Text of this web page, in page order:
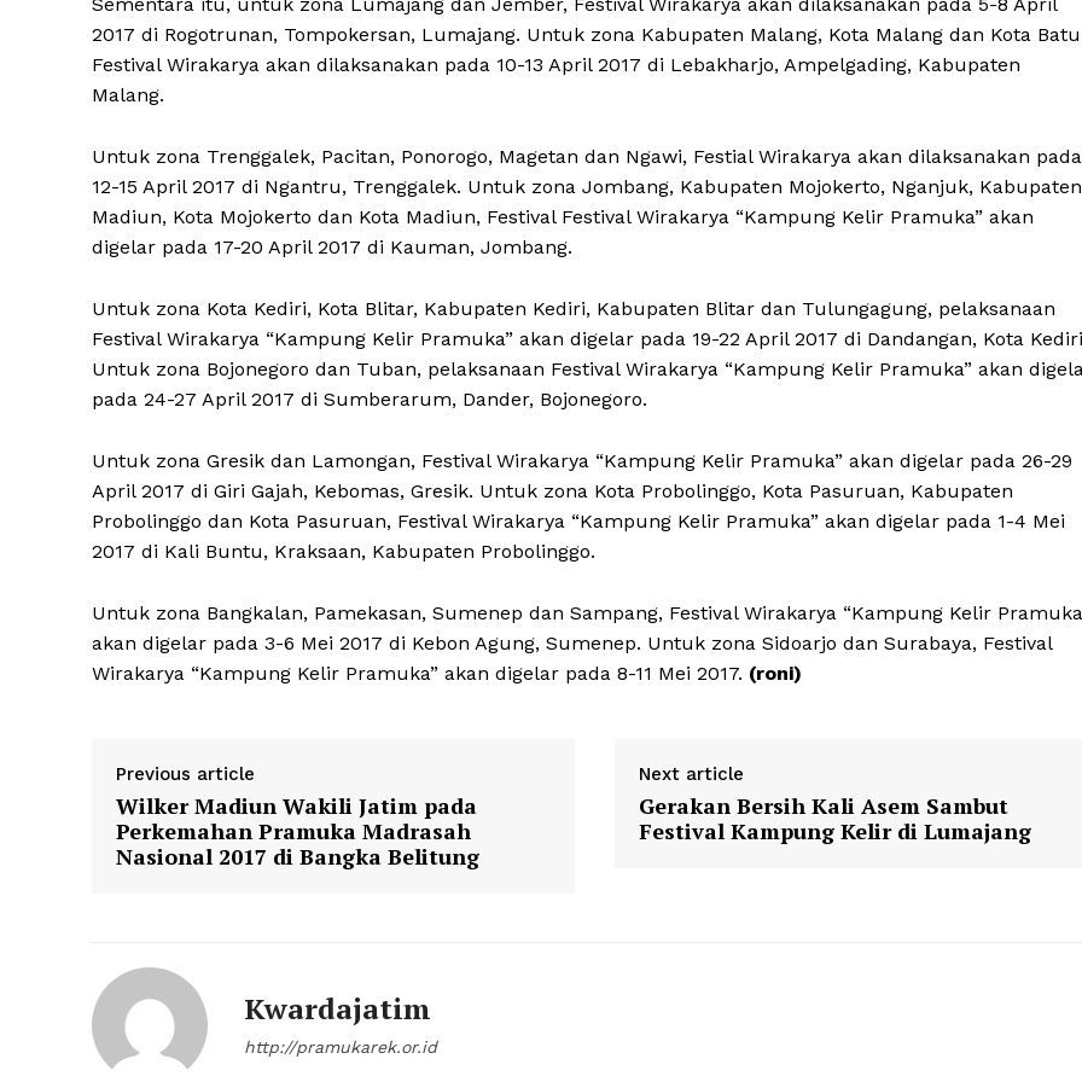
2017 di Rogotrunan, Tompokersan, Lumajang. Untuk zona Kabupaten Malang, Kota Malang dan Kota
Festival Wirakarya akan dilaksanakan pada 10-13 April 2017 di Lebakharjo, Ampelgading, Kabupaten
Malang.
Untuk zona Trenggalek, Pacitan, Ponorogo, Magetan dan Ngawi, Festial Wirakarya akan dilaksanakan pada
12-15 April 2017 di Ngantru, Trenggalek. Untuk zona Jombang, Kabupaten Mojokerto, Nganjuk, Kabupaten
Madiun, Kota Mojokerto dan Kota Madiun, Festival Festival Wirakarya “Kampung Kelir Pramuka” akan
digelar pada 17-20 April 2017 di Kauman, Jombang.
Untuk zona Kota Kediri, Kota Blitar, Kabupaten Kediri, Kabupaten Blitar dan Tulungagung, pelaksanaan
Festival Wirakarya “Kampung Kelir Pramuka” akan digelar pada 19-22 April 2017 di Dandangan, Kota
Untuk zona Bojonegoro dan Tuban, pelaksanaan Festival Wirakarya “Kampung Kelir Pramuka” akan
pada 24-27 April 2017 di Sumberarum, Dander, Bojonegoro.
Untuk zona Gresik dan Lamongan, Festival Wirakarya “Kampung Kelir Pramuka” akan digelar pada 26-29
April 2017 di Giri Gajah, Kebomas, Gresik. Untuk zona Kota Probolinggo, Kota Pasuruan, Kabupaten
Probolinggo dan Kota Pasuruan, Festival Wirakarya “Kampung Kelir Pramuka” akan digelar pada 1-4 Mei
2017 di Kali Buntu, Kraksaan, Kabupaten Probolinggo.
Untuk zona Bangkalan, Pamekasan, Sumenep dan Sampang, Festival Wirakarya “Kampung Kelir
akan digelar pada 3-6 Mei 2017 di Kebon Agung, Sumenep. Untuk zona Sidoarjo dan Surabaya, Festival
Wirakarya “Kampung Kelir Pramuka” akan digelar pada 8-11 Mei 2017. (roni)
Previous article
Wilker Madiun Wakili Jatim pada
Perkemahan Pramuka Madrasah
Nasional 2017 di Bangka Belitung
Next article
Gerakan Bersih Kali Asem Sambut
Festival Kampung Kelir di Lumajang
Kwardajatim
http://pramukarek.or.id